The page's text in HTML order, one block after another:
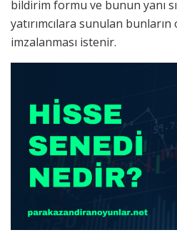
bildirim formu ve bunun yanı
yatırımcılara sunulan bunların
imzalanması istenir.